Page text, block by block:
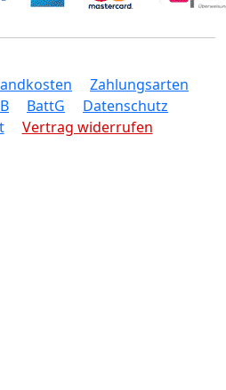
Zahlungsarten
BattG
Datenschutz
Vertrag widerrufen